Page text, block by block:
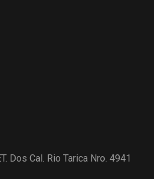
Dos Cal. Rio Tarica Nro. 4941